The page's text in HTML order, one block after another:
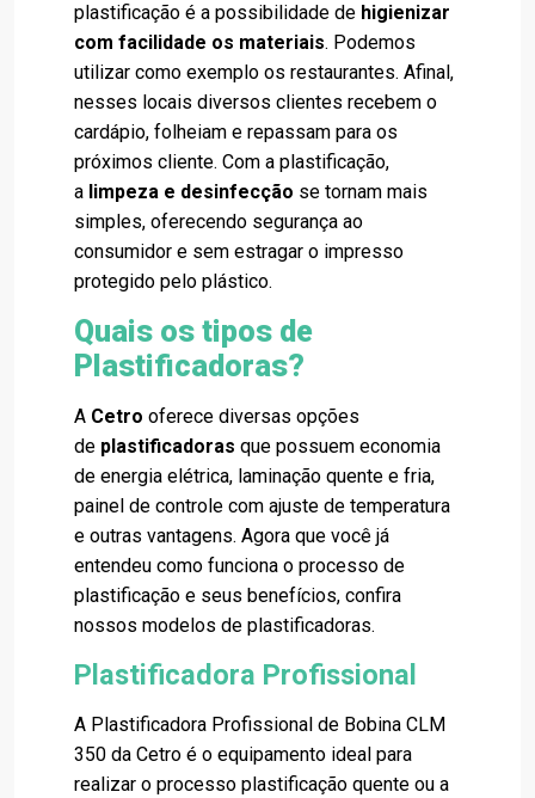
plastificação é a possibilidade de higienizar
com facilidade os materiais. Podemos
utilizar como exemplo os restaurantes. Afinal,
nesses locais diversos clientes recebem o
cardápio, folheiam e repassam para os
próximos cliente. Com a plastificação,
a limpeza e desinfecção se tornam mais
simples, oferecendo segurança ao
consumidor e sem estragar o impresso
protegido pelo plástico.
Quais os tipos de
Plastificadoras?
A Cetro oferece diversas opções
de plastificadoras que possuem economia
de energia elétrica, laminação quente e fria,
painel de controle com ajuste de temperatura
e outras vantagens. Agora que você já
entendeu como funciona o processo de
plastificação e seus benefícios, confira
nossos modelos de plastificadoras.
Plastificadora Profissional
A Plastificadora Profissional de Bobina CLM
350 da Cetro é o equipamento ideal para
realizar o processo plastificação quente ou a